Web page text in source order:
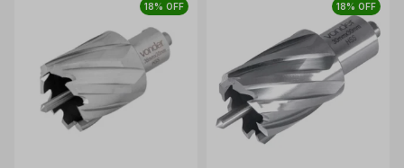
18% OFF 18% OFF